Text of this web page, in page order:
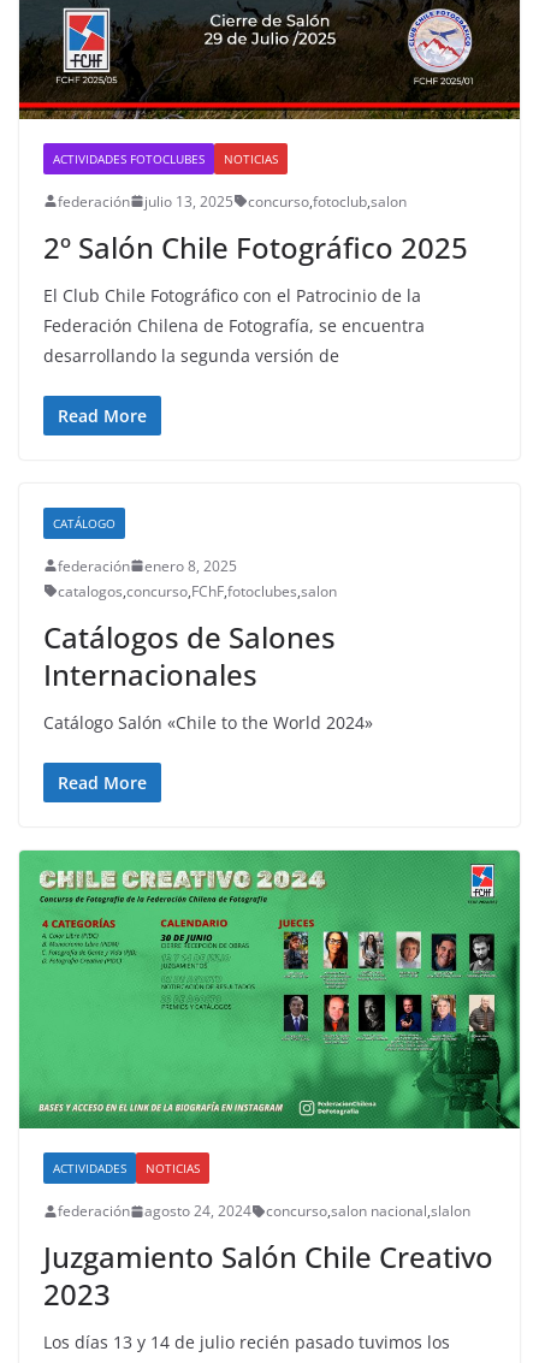
ACTIVIDADES FOTOCLUBES NOTICIAS
federación julio 13, 2025 concurso,fotoclub,salon
2º Salón Chile Fotográfico 2025
El Club Chile Fotográfico con el Patrocinio de la
Federación Chilena de Fotografía, se encuentra
desarrollando la segunda versión de
Read More
CATÁLOGO
federación
enero 8, 2025
catalogos,concurso,FChF,fotoclubes,salon
Catálogos de Salones
Internacionales
Catálogo Salón «Chile to the World 2024»
Read More
ACTIVIDADES NOTICIAS
federación agosto 24, 2024 concurso,salon nacional,slalon
Juzgamiento Salón Chile Creativo
2023
Los días 13 y 14 de julio recién pasado tuvimos los